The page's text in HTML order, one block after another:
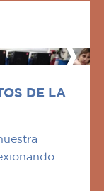
DE LA